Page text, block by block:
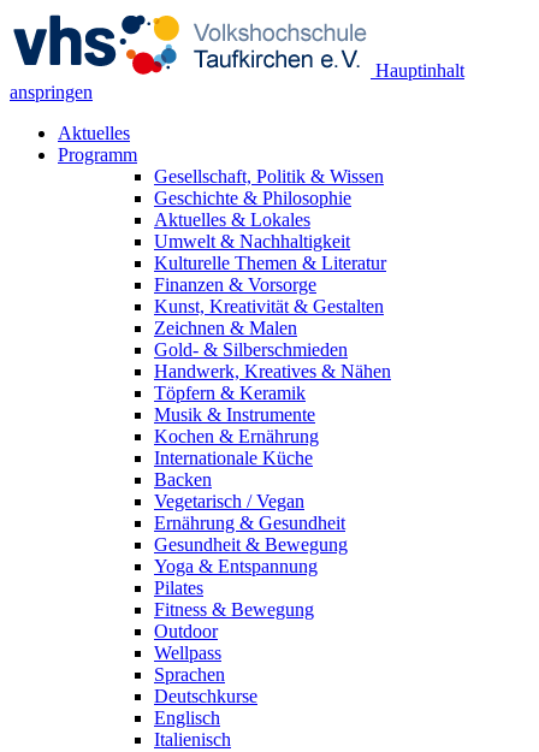
Hauptinhalt
anspringen
Aktuelles
Programm
Gesellschaft, Politik & Wissen
Geschichte & Philosophie
Aktuelles & Lokales
Umwelt & Nachhaltigkeit
Kulturelle Themen & Literatur
Finanzen & Vorsorge
Kunst, Kreativität & Gestalten
Zeichnen & Malen
Gold- & Silberschmieden
Handwerk, Kreatives & Nähen
Töpfern & Keramik
Musik & Instrumente
Kochen & Ernährung
Internationale Küche
Backen
Vegetarisch / Vegan
Ernährung & Gesundheit
Gesundheit & Bewegung
Yoga & Entspannung
Pilates
Fitness & Bewegung
Outdoor
Wellpass
Sprachen
Deutschkurse
Englisch
Italienisch